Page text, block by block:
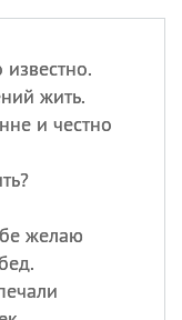
жить.
и честно
желаю